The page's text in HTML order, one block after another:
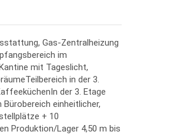
Gas-Zentralheizung
im
mit Tageslicht,
in der 3.
der 3. Etage
einheitlicher,
+ 10
Produktion/Lager 4,50 m bis